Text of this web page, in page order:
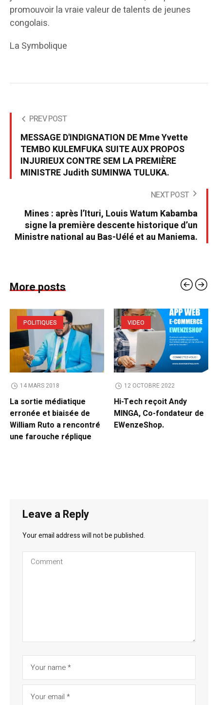
promouvoir la vraie valeur de talents de jeunes
congolais.
La Symbolique
PREV POST
MESSAGE D'INDIGNATION DE Mme Yvette
TEMBO KULEMFUKA SUITE AUX PROPOS
INJURIEUX CONTRE SEM LA PREMIÈRE
MINISTRE Judith SUMINWA TULUKA.
NEXT POST
Mines : après l’Ituri, Louis Watum Kabamba
signe la première descente historique d’un
Ministre national au Bas-Uélé et au Maniema.
More posts
POLITIQUES
14 MARS 2018
La sortie médiatique
erronée et biaisée de
William Ruto a rencontré
une farouche réplique
VIDEO
12 OCTOBRE 2022
Hi-Tech reçoit Andy
MINGA, Co-fondateur de
EWenzeShop.
Leave a Reply
Your email address will not be published.